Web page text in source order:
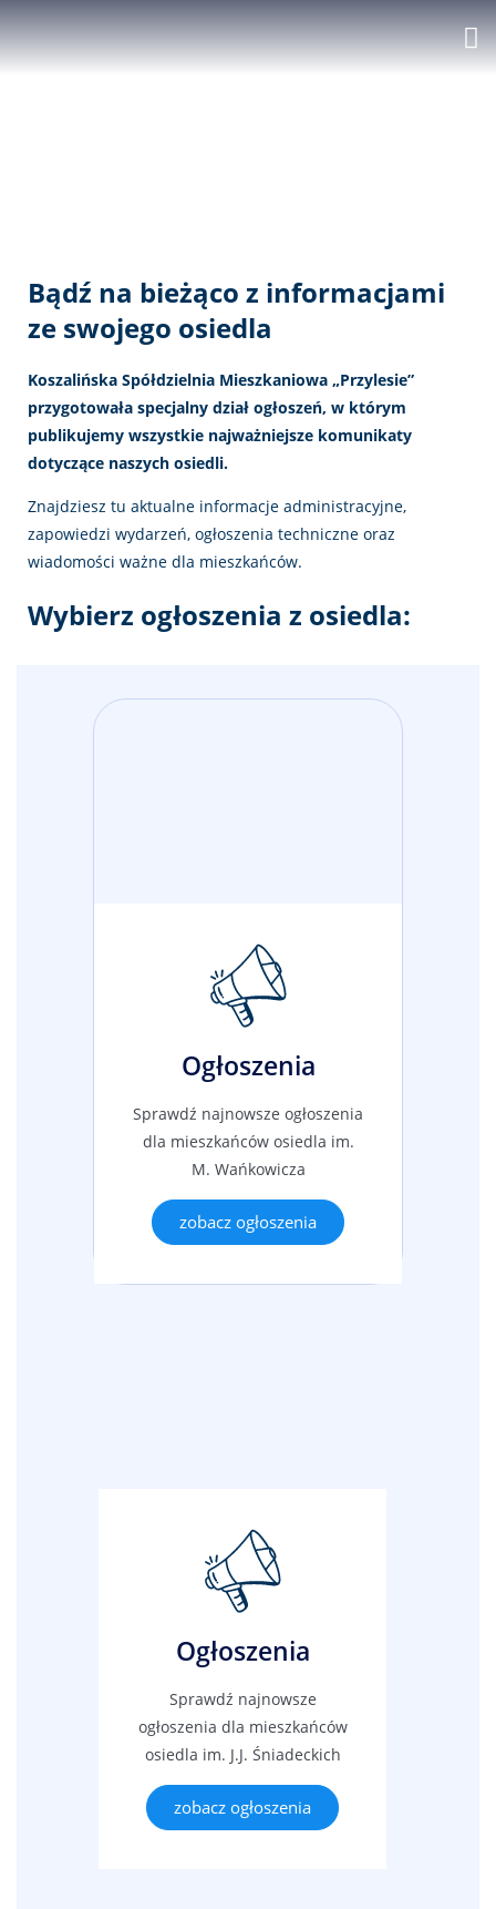
Bądź na bieżąco z informacjami
ze swojego osiedla​
Koszalińska Spółdzielnia Mieszkaniowa „Przylesie”
przygotowała specjalny dział ogłoszeń, w którym
publikujemy wszystkie najważniejsze komunikaty
dotyczące naszych osiedli.
Znajdziesz tu aktualne informacje administracyjne,
zapowiedzi wydarzeń, ogłoszenia techniczne oraz
wiadomości ważne dla mieszkańców.
Wybierz ogłoszenia z osiedla:
Ogłoszenia
Sprawdź najnowsze ogłoszenia
dla mieszkańców osiedla im.
M. Wańkowicza
zobacz ogłoszenia
Ogłoszenia
Sprawdź najnowsze
ogłoszenia dla mieszkańców
osiedla im. J.J. Śniadeckich
zobacz ogłoszenia